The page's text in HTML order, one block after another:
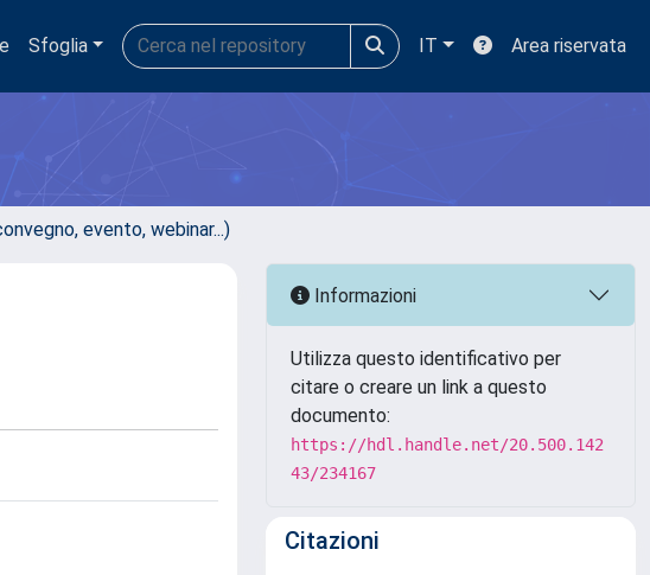
Sfoglia IT Area riservata
evento, webinar...)
Informazioni
Utilizza questo identificativo per
citare o creare un link a questo
documento:
https://hdl.handle.net/20.500.142
43/234167
Citazioni